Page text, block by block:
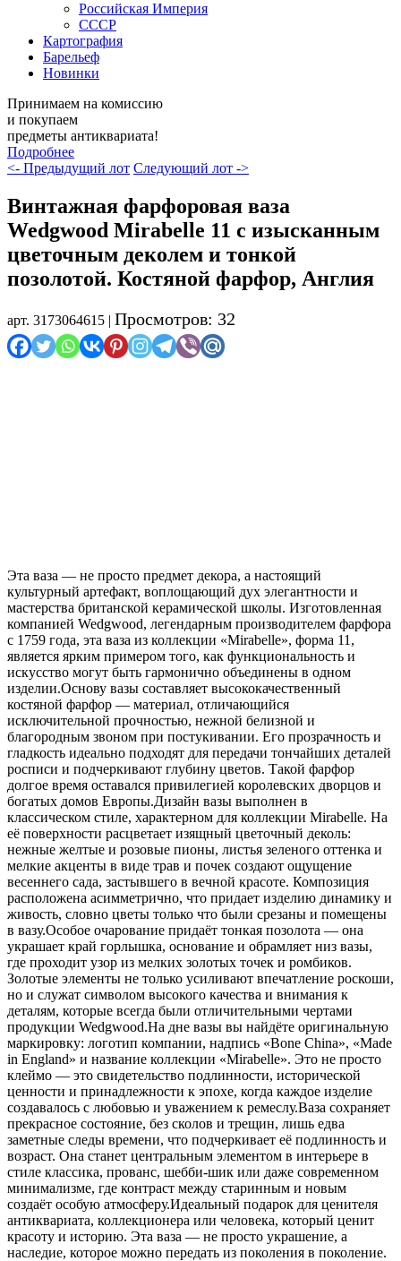
Российская Империя
СССР
Картография
Барельеф
Новинки
Принимаем на комиссию
и покупаем
предметы антиквариата!
Подробнее
<- Предыдущий лот Следующий лот ->
Винтажная фарфоровая ваза
Wedgwood Mirabelle 11 с изысканным
цветочным деколем и тонкой
позолотой. Костяной фарфор, Англия
арт. 3173064615 | Просмотров: 32
Эта ваза — не просто предмет декора, а настоящий
культурный артефакт, воплощающий дух элегантности и
мастерства британской керамической школы. Изготовленная
компанией Wedgwood, легендарным производителем фарфора
с 1759 года, эта ваза из коллекции «Mirabelle», форма 11,
является ярким примером того, как функциональность и
искусство могут быть гармонично объединены в одном
изделии.Основу вазы составляет высококачественный
костяной фарфор — материал, отличающийся
исключительной прочностью, нежной белизной и
благородным звоном при постукивании. Его прозрачность и
гладкость идеально подходят для передачи тончайших деталей
росписи и подчеркивают глубину цветов. Такой фарфор
долгое время оставался привилегией королевских дворцов и
богатых домов Европы.Дизайн вазы выполнен в
классическом стиле, характерном для коллекции Mirabelle. На
её поверхности расцветает изящный цветочный деколь:
нежные желтые и розовые пионы, листья зеленого оттенка и
мелкие акценты в виде трав и почек создают ощущение
весеннего сада, застывшего в вечной красоте. Композиция
расположена асимметрично, что придает изделию динамику и
живость, словно цветы только что были срезаны и помещены
в вазу.Особое очарование придаёт тонкая позолота — она
украшает край горлышка, основание и обрамляет низ вазы,
где проходит узор из мелких золотых точек и ромбиков.
Золотые элементы не только усиливают впечатление роскоши,
но и служат символом высокого качества и внимания к
деталям, которые всегда были отличительными чертами
продукции Wedgwood.На дне вазы вы найдёте оригинальную
маркировку: логотип компании, надпись «Bone China», «Made
in England» и название коллекции «Mirabelle». Это не просто
клеймо — это свидетельство подлинности, исторической
ценности и принадлежности к эпохе, когда каждое изделие
создавалось с любовью и уважением к ремеслу.Ваза сохраняет
прекрасное состояние, без сколов и трещин, лишь едва
заметные следы времени, что подчеркивает её подлинность и
возраст. Она станет центральным элементом в интерьере в
стиле классика, прованс, шебби-шик или даже современном
минимализме, где контраст между старинным и новым
создаёт особую атмосферу.Идеальный подарок для ценителя
антиквариата, коллекционера или человека, который ценит
красоту и историю. Эта ваза — не просто украшение, а
наследие, которое можно передать из поколения в поколение.